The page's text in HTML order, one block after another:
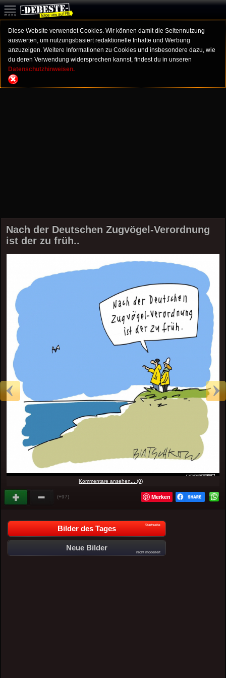
Diese Website verwendet Cookies. Wir können damit die Seitennutzung
auswerten, um nutzungsbasiert redaktionelle Inhalte und Werbung
anzuzeigen. Weitere Informationen zu Cookies und insbesondere dazu, wie
du deren Verwendung widersprechen kannst, findest du in unseren
Datenschutzhinweisen.
Nach der Deutschen Zugvögel-Verordnung
ist der zu früh..
Kommentare ansehen... (0)
(+97) Merken
Bilder des Tages Startseite
Neue Bilder
nicht moderiert